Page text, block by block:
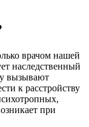
врачом нашей
наследственный
вызывают
к расстройству
при